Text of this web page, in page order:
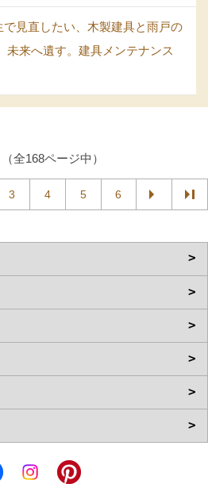
で見直したい、木製建具と雨戸の
未来へ遺す。建具メンテナンス
全168ページ中）
3 4 5 6